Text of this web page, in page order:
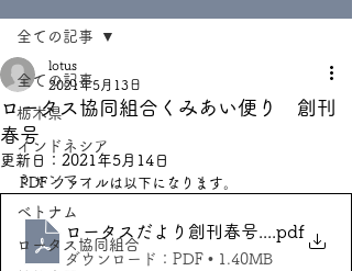
全ての記事
栃木県
インドネシア
ミャンマー
ベトナム
ロータス協同組合
全ての記事
ロータス協同組合くみあい便り 創刊
春号
lotus
2021年5月13日
更新日： 2021年5月14日
PDF ファイルは以下になります。
ロータスだより創刊春号 リリー
.pdf
ダウンロード：PDF • 1.40MB